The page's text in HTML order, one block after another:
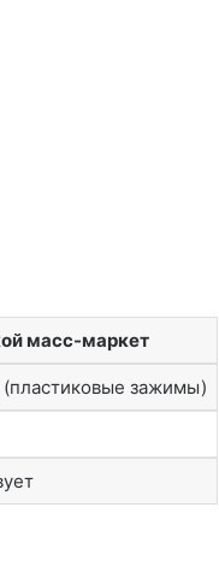
масс-маркет
зажимы)